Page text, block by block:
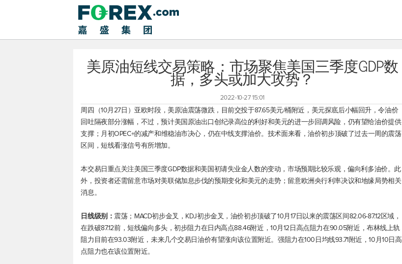
美原油短线交易策略：市场聚焦美国三季度GDP数
据，多头或加大攻势？
2022-10-27 15:01
周四（10月27日）亚欧时段， 美原油震荡微跌，目前交投于87.65美元/桶附近，美元探底后小幅回升，令油价
回吐隔夜部分涨幅，不过，预计美国原油出口创纪录高位的利好和美元的进一步回调风险，仍有望给油价提供
支撑；月初OPEC+的减产和维稳油市决心，仍在中线支撑油价。技术面来看，油价初步顶破了过去一周的震荡
区间，短线看涨信号有所增加。
本交易日重点关注美国三季度GDP数据和美国初请失业金人数的变动，市场预期比较乐观，偏向利多油价。此
外，投资者还需留意市场对美联储加息步伐的预期变化和美元的走势；留意欧洲央行利率决议和地缘局势相关
消息。
日线级别： 震荡；MACD初步金叉，KDJ初步金叉，油价初步顶破了10月17日以来的震荡区间82.06-87.12区域，
在跌破87.12前，短线偏向多头，初步阻力在日内高点88.46附近，10月12日高点阻力在90.05附近，布林线上轨
阻力目前在93.03附近，未来几个交易日油价有望涨向该位置附近。强阻力在100日均线93.71附近，10月10日高
点阻力也在该位置附近。